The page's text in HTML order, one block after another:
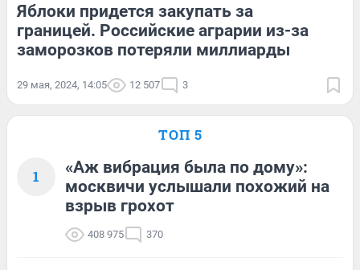
Яблоки придется закупать за
границей. Российские аграрии из-за
заморозков потеряли миллиарды
29 мая, 2024, 14:05 12 507 3
ТОП 5
1
«Аж вибрация была по дому»:
москвичи услышали похожий на
взрыв грохот
408 975 370